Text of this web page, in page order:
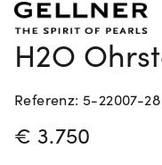
H2O
Referenz: 5-22007-28
€ 3.750